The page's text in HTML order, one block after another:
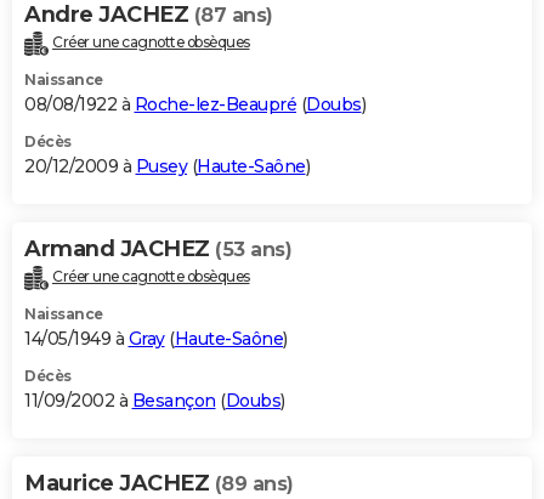
Andre JACHEZ (87 ans)
Créer une cagnotte obsèques
Naissance
08/08/1922 à Roche-lez-Beaupré (Doubs)
Décès
20/12/2009 à Pusey(Haute-Saône)
Armand JACHEZ (53 ans)
Créer une cagnotte obsèques
Naissance
14/05/1949 à Gray(Haute-Saône)
Décès
11/09/2002 à Besançon (Doubs)
Maurice JACHEZ (89 ans)